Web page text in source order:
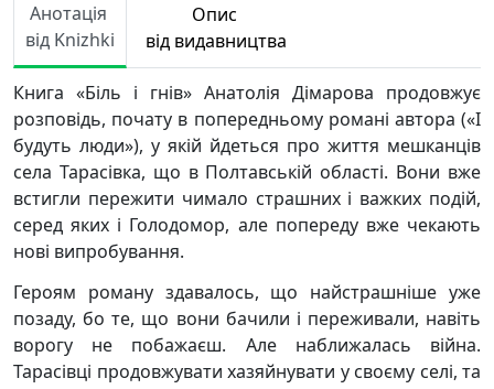
Анотація
від Knizhki
Опис
від видавництва
Книга «Біль і гнів» Анатолія Дімарова продовжує
розповідь, почату в попередньому романі автора («І
будуть люди»), у якій йдеться про життя мешканців
села Тарасівка, що в Полтавській області. Вони вже
встигли пережити чимало страшних і важких подій,
серед яких і Голодомор, але попереду вже чекають
нові випробування.
Героям роману здавалось, що найстрашніше уже
позаду, бо те, що вони бачили і переживали, навіть
ворогу не побажаєш. Але наближалась війна.
Тарасівці продовжувати хазяйнувати у своєму селі, та